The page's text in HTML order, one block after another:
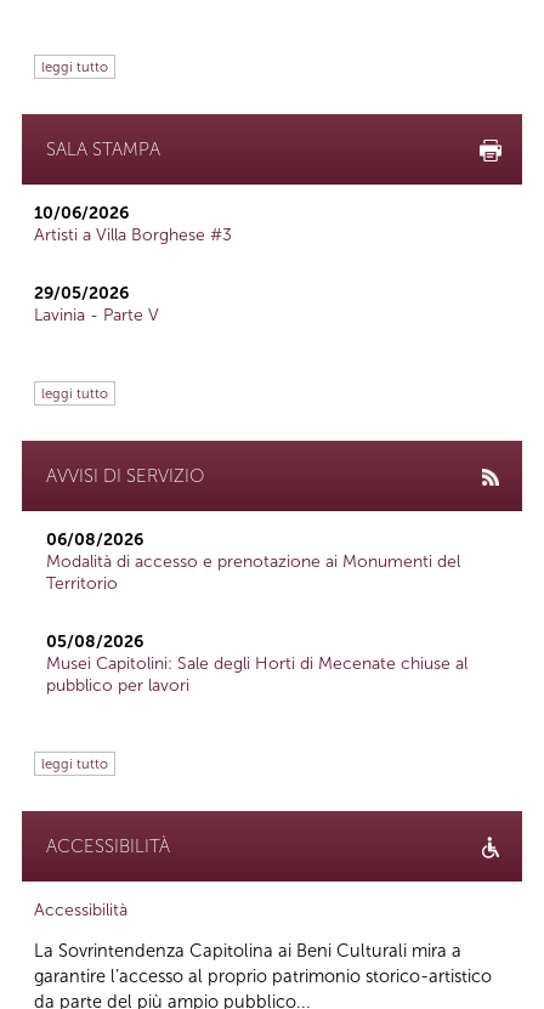
leggi tutto
SALA STAMPA
10/06/2026
Artisti a Villa Borghese #3
29/05/2026
Lavinia - Parte V
leggi tutto
AVVISI DI SERVIZIO
06/08/2026
Modalità di accesso e prenotazione ai Monumenti del
Territorio
05/08/2026
Musei Capitolini: Sale degli Horti di Mecenate chiuse al
pubblico per lavori
leggi tutto
ACCESSIBILITÀ
Accessibilità
La Sovrintendenza Capitolina ai Beni Culturali mira a
garantire l’accesso al proprio patrimonio storico-artistico
da parte del più ampio pubblico...